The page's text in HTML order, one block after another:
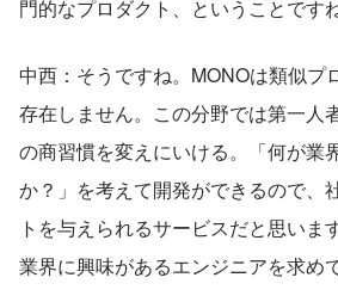
門的なプロダクト、ということですね
中西：そうですね。MONOは類似プ
存在しません。この分野では第一人
の商習慣を変えにいける。「何が業
か？」を考えて開発ができるので、
トを与えられるサービスだと思いま
業界に興味があるエンジニアを求め